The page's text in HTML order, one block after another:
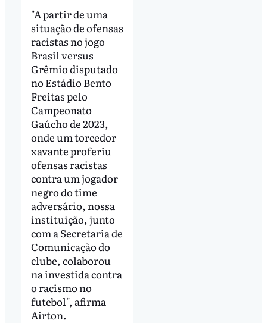
"A partir de uma
situação de ofensas
racistas no jogo
Brasil versus
Grêmio disputado
no Estádio Bento
Freitas pelo
Campeonato
Gaúcho de 2023,
onde um torcedor
xavante proferiu
ofensas racistas
contra um jogador
negro do time
adversário, nossa
instituição, junto
com a Secretaria de
Comunicação do
clube, colaborou
na investida contra
o racismo no
futebol", afirma
Airton.